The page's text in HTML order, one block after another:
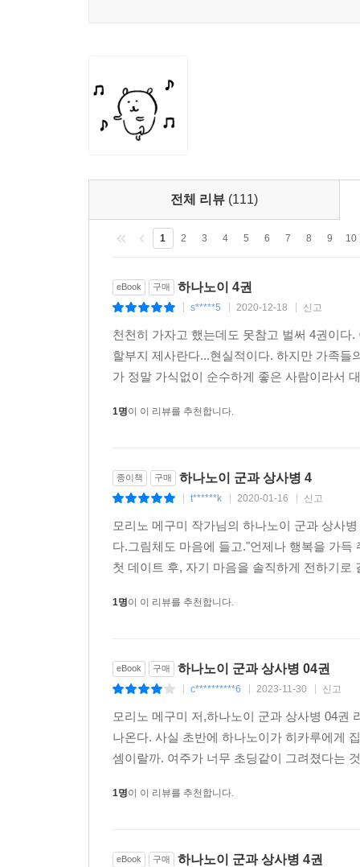
전체 리뷰 (111)
1 2 3 4 5 6 7 8 9 10
eBook 구매 하나노이 4권
s*****5 2020-12-18 신고
천천히 가자고 했는데도 못참고 벌써 4권이
할부지 제사란다...현실적이다. 하지만 가족
가 정말 가식없이 순수하게 좋은 사람이라서
1명이 이 리뷰를 추천합니다.
종이책 구매 하나노이 군과 상사병 4
t******k 2020-01-16 신고
모리노 메구미 작가님의 하나노이 군과 상사
다.그림체도 마음에 들고."언제나 행복을 가
첫 데이트 후, 자기 마음을 솔직하게 전하기로
1명이 이 리뷰를 추천합니다.
eBook 구매 하나노이 군과 상사병 04권
c**********6 2023-11-30 신고
모리노 메구미 저,하나노이 군과 상사병 04권
나온다. 사실 초반에 하나노이가 히카루에게
셈이랄까. 여주가 너무 초딩같이 그려졌다는
1명이 이 리뷰를 추천합니다.
eBook 구매 하나노이 군과 상사병 4권